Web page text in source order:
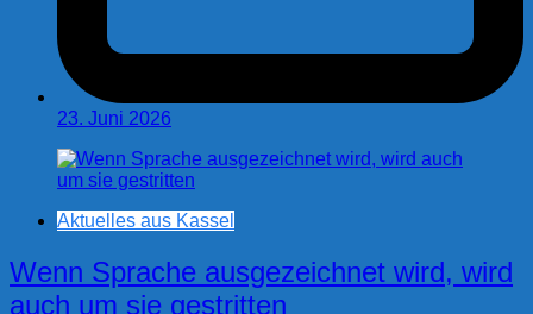
23. Juni 2026
Aktuelles aus Kassel
Wenn Sprache ausgezeichnet wird, wird
auch um sie gestritten